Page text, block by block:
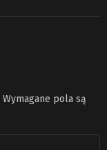
Wymagane pola są